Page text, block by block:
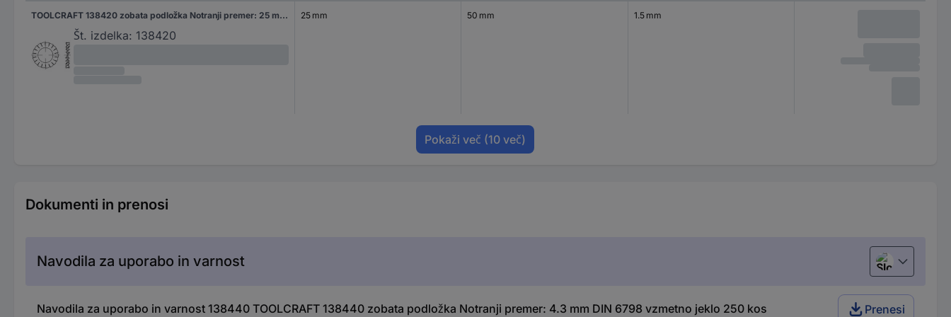
TOOLCRAFT 138420 zobata podložka Notranji premer: 25 mm DIN 6798 vzmetno jeklo 100 kos
Št. izdelka: 138420
25 mm 50 mm 1.5 mm
Pokaži več (10 več)
Dokumenti in prenosi
Navodila za uporabo in varnost Slovenščina
Navodila za uporabo in varnost 138440 TOOLCRAFT 138440 zobata podložka Notranji premer: 4.3 mm DIN 6798 vzmetno jeklo 250 kos Prenesi